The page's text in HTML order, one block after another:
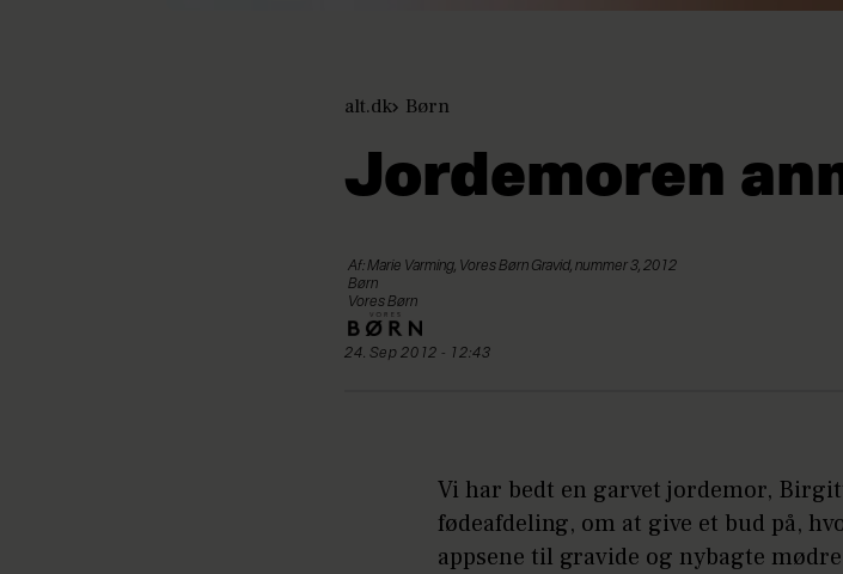
alt.dk Børn
Jordemoren
Af: Marie Varming, Vores Børn Gravid, nummer 3, 2012
Børn
Vores Børn
24. Sep 2012 - 12:43
Vi har bedt en garvet jordemor,
fødeafdeling, om at give et bud på,
appsene til gravide og nybagte